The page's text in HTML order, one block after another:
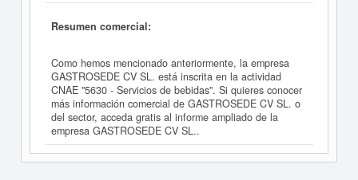
Resumen comercial:
Como hemos mencionado anteriormente, la empresa
GASTROSEDE CV SL. está inscrita en la actividad
CNAE "5630 - Servicios de bebidas". Si quieres conocer
más información comercial de GASTROSEDE CV SL. o
del sector, acceda gratis al informe ampliado de la
empresa GASTROSEDE CV SL..